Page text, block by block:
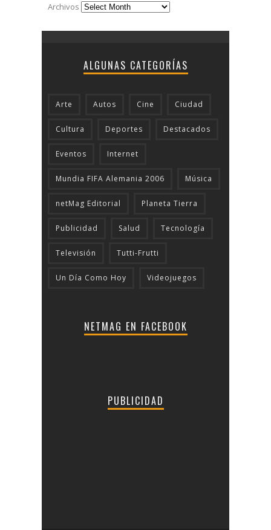
Archivos
ALGUNAS CATEGORÍAS
Arte Autos Cine Ciudad
Cultura Deportes Destacados
Eventos Internet
Mundia FIFA Alemania 2006 Música
netMag Editorial Planeta Tierra
Publicidad Salud Tecnologí­a
Televisión Tutti-Frutti
Un Día Como Hoy Videojuegos
NETMAG EN FACEBOOK
PUBLICIDAD